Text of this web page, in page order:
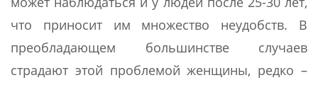
что приносит им множество неудобств. В
преобладающем большинстве случаев
страдают этой проблемой женщины, редко –